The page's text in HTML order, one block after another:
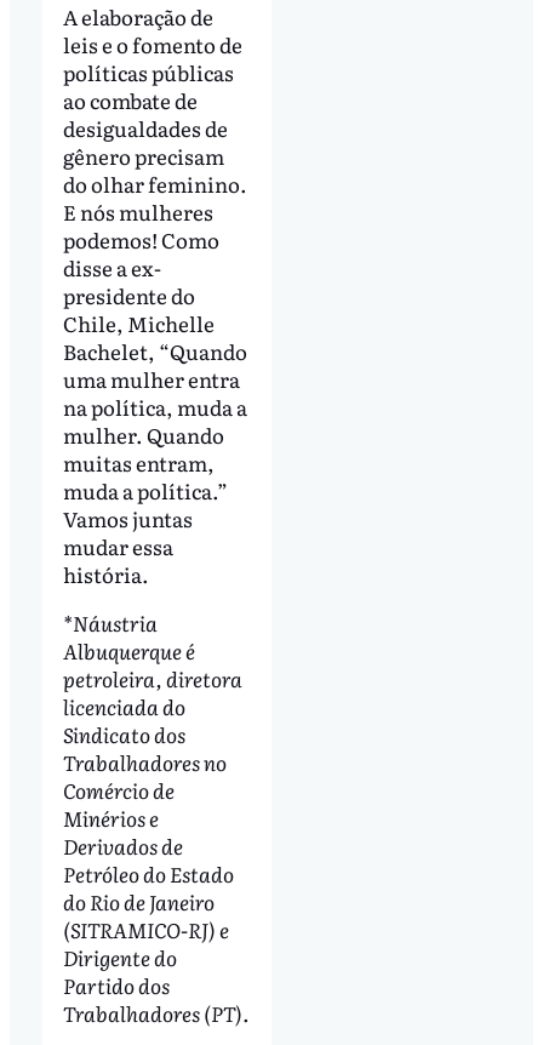
A elaboração de
leis e o fomento de
políticas públicas
ao combate de
desigualdades de
gênero precisam
do olhar feminino.
E nós mulheres
podemos! Como
disse a ex-
presidente do
Chile, Michelle
Bachelet, “Quando
uma mulher entra
na política, muda a
mulher. Quando
muitas entram,
muda a política.”
Vamos juntas
mudar essa
história.
*Náustria
Albuquerque é
petroleira, diretora
licenciada do
Sindicato dos
Trabalhadores no
Comércio de
Minérios e
Derivados de
Petróleo do Estado
do Rio de Janeiro
(SITRAMICO-RJ) e
Dirigente do
Partido dos
Trabalhadores (PT).